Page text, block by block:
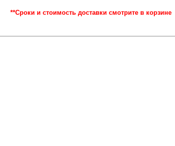
**Сроки и стоимость доставки смотрите в корзине